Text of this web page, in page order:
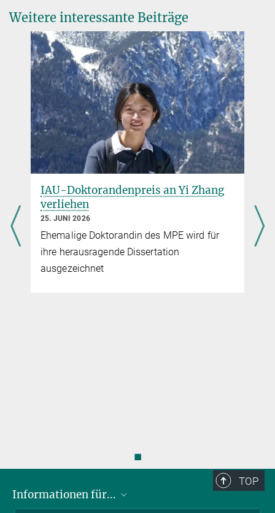
eROSITA lockert kosmische Spannungen
14. FEBRUAR 2024
Ergebnisse der ersten Durchmusterung des Röntgenhimmels
beseitigen bestehende Unstimmigkeiten zwischen konkurrierenden
Messungen der Struktur des Universums
Baryonen am Rand: eROSITA Himmels-
Durchmusterung weist „fehlendes“ kosmisches Gas
in Außenbereichen von Galaxienhaufen nach
5. MAI 2026
Ein Forscherteam des MPE hat mit Daten der eROSITA-
Himmelsdurchmusterung heißes Gas entdeckt, das sich weit über
die bekannten Grenzen von Galaxienhaufen erstreckt.
Weitere interessante Beiträge
IAU-Doktorandenpreis an Yi Zhang
verliehen
25. JUNI 2026
Ehemalige Doktorandin des MPE wird für
ihre herausragende Dissertation
ausgezeichnet
◼
TOP
Informationen für...